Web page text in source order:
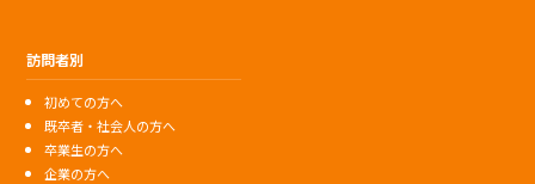
訪問者別
初めての方へ
既卒者・社会人の方へ
卒業生の方へ
企業の方へ